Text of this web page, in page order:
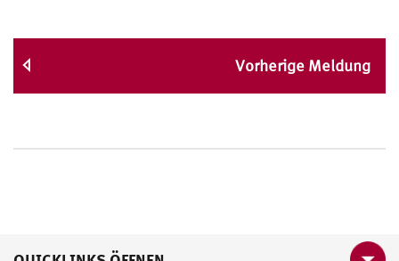
Vorherige Meldung